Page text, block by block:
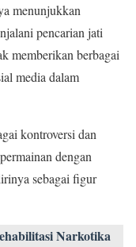
menunjukkan
pencarian jati
memberikan berbagai
media dalam
kontroversi dan
dengan
sebagai figur
Narkotika